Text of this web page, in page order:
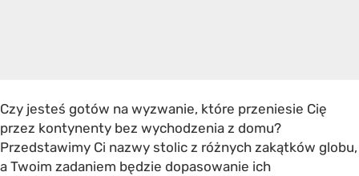
Czy jesteś gotów na wyzwanie, które przeniesie Cię
przez kontynenty bez wychodzenia z domu?
Przedstawimy Ci nazwy stolic z różnych zakątków globu,
a Twoim zadaniem będzie dopasowanie ich